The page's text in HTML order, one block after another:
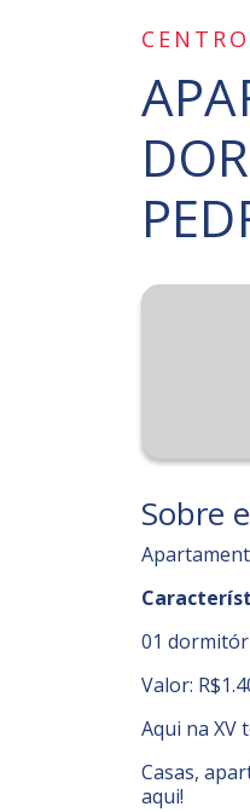
Sobre
01
Valor:
Aqui na XV
Casas,
aqui!